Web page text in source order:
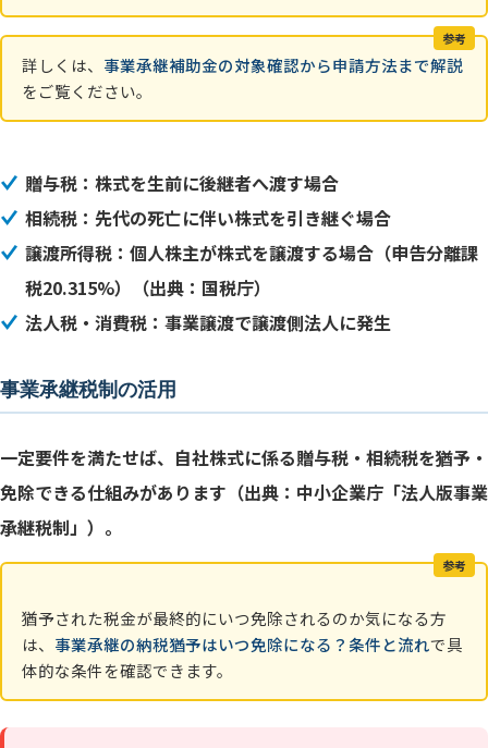
参考
詳しくは、 事業承継補助金の対象確認から申請方法まで解説
をご覧ください。
贈与税：株式を生前に後継者へ渡す場合
相続税：先代の死亡に伴い株式を引き継ぐ場合
譲渡所得税：個人株主が株式を譲渡する場合（申告分離課
税20.315%）（出典：国税庁）
法人税・消費税：事業譲渡で譲渡側法人に発生
事業承継税制の活用
一定要件を満たせば、自社株式に係る贈与税・相続税を猶予・
免除できる仕組みがあります（出典：中小企業庁「法人版事業
承継税制」）。
参考
猶予された税金が最終的にいつ免除されるのか気になる方
は、 事業承継の納税猶予はいつ免除になる？条件と流れで具
体的な条件を確認できます。